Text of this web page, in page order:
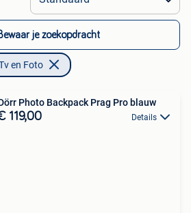
je zoekopdracht
en Foto
Photo Backpack Prag Pro blauw
119,00 Details